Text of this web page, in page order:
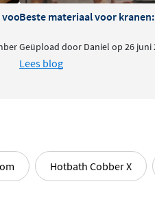
je badkamer?
Beste materiaal voor kranen:
Geüpload door Daniel op 26 juni
Lees blog
Hotbath Cobber X